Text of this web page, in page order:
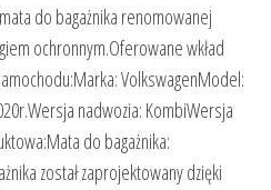
do bagażnika renomowanej
ochronnym.Oferowane wkład
VolkswagenModel:
nadwozia: KombiWersja
do bagażnika:
został zaprojektowany dzięki